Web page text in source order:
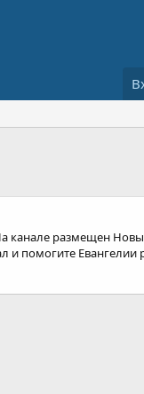
канале размещен
помогите Евангелии